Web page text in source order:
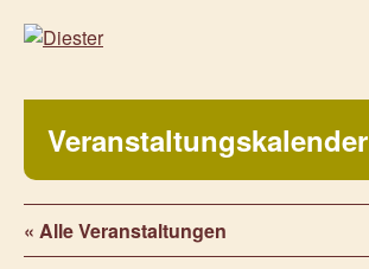
Über uns
Regelmäßige Angebote
Was bei uns sonst noch so los ist…
Veranstaltungskalender
« Alle Veranstaltungen